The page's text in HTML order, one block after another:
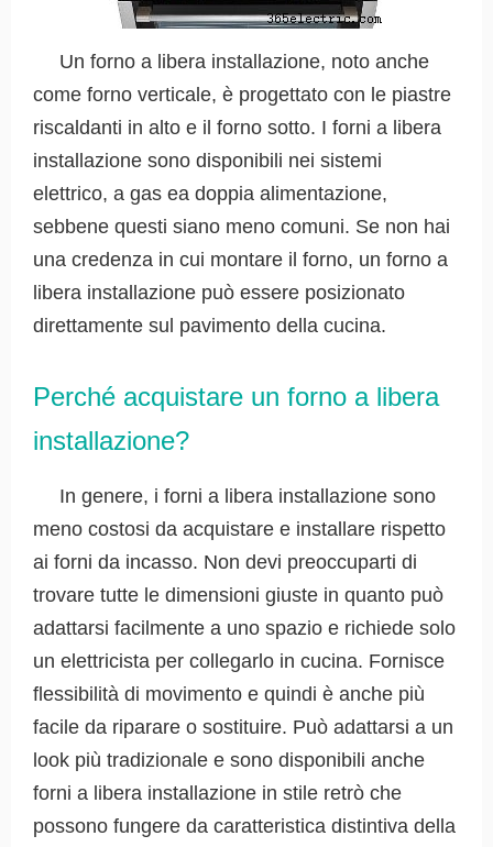
Un forno a libera installazione, noto anche
come forno verticale, è progettato con le piastre
riscaldanti in alto e il forno sotto. I forni a libera
installazione sono disponibili nei sistemi
elettrico, a gas ea doppia alimentazione,
sebbene questi siano meno comuni. Se non hai
una credenza in cui montare il forno, un forno a
libera installazione può essere posizionato
direttamente sul pavimento della cucina.
Perché acquistare un forno a libera
installazione?
In genere, i forni a libera installazione sono
meno costosi da acquistare e installare rispetto
ai forni da incasso. Non devi preoccuparti di
trovare tutte le dimensioni giuste in quanto può
adattarsi facilmente a uno spazio e richiede solo
un elettricista per collegarlo in cucina. Fornisce
flessibilità di movimento e quindi è anche più
facile da riparare o sostituire. Può adattarsi a un
look più tradizionale e sono disponibili anche
forni a libera installazione in stile retrò che
possono fungere da caratteristica distintiva della